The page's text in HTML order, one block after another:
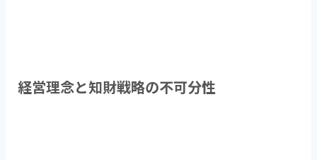
経営理念と知財戦略の不可分性